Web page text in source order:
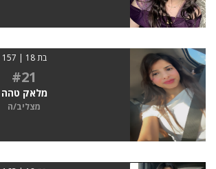
בת 18 | 157
#21
מלאק טהה
מצליב/ה